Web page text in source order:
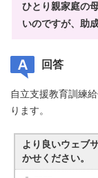
ひとり親家庭の
いのですが、助
回答
自立支援教育訓練
ります。
より良いウェブ
かせください。